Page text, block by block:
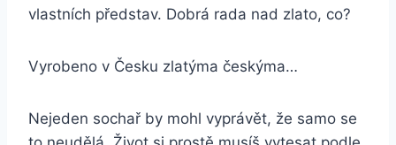
vlastních představ. Dobrá rada nad zlato, co?
Vyrobeno v Česku zlatýma českýma…
Nejeden sochař by mohl vyprávět, že samo se